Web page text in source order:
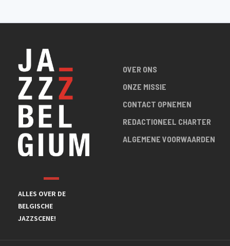
ALLES OVER DE
BELGISCHE
JAZZSCENE!
OVER ONS
ONZE MISSIE
CONTACT OPNEMEN
REDACTIONEEL CHARTER
ALGEMENE VOORWAARDEN